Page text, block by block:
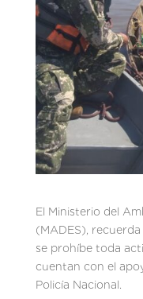
El Ministerio del
(MADES),
se prohíbe toda
cuentan con el
Policía Nacional.